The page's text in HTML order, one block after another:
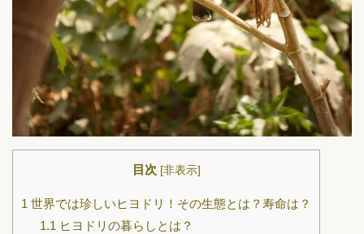
目次 [非表示]
1 世界では珍しいヒヨドリ！その生態とは？寿命は？
1.1 ヒヨドリの暮らしとは？